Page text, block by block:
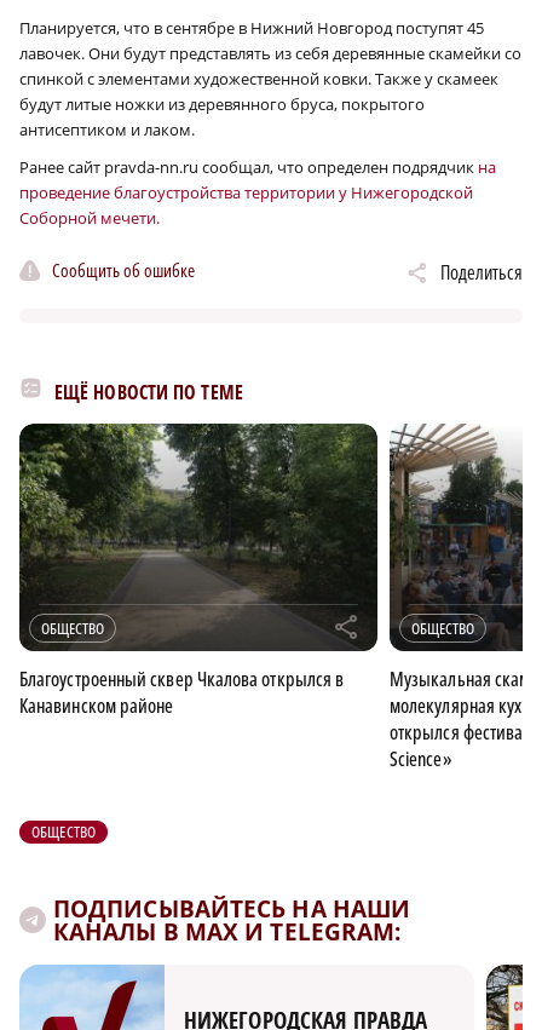
Планируется, что в сентябре в Нижний Новгород поступят 45
лавочек. Они будут представлять из себя деревянные скамейки со
спинкой с элементами художественной ковки. Также у скамеек
будут литые ножки из деревянного бруса, покрытого
антисептиком и лаком.
Ранее сайт pravda-nn.ru сообщал, что определен подрядчик на
проведение благоустройства территории у Нижегородской
Соборной мечети.
Сообщить об ошибке Поделиться
ЕЩЁ НОВОСТИ ПО ТЕМЕ
ОБЩЕСТВО r
Благоустроенный сквер Чкалова открылся в
Канавинском районе
ОБЩЕСТВО
Музыкальная
молекулярная
открылся
Science»
ОБЩЕСТВО
ПОДПИСЫВАЙТЕСЬ НА НАШИ
КАНАЛЫ В MAX И TELEGRAM:
НИЖЕГОРОДСКАЯ ПРАВДА